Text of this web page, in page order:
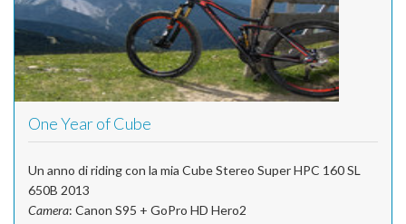
One Year of Cube
Un anno di riding con la mia Cube Stereo Super HPC 160 SL
650B 2013
Camera: Canon S95 + GoPro HD Hero2